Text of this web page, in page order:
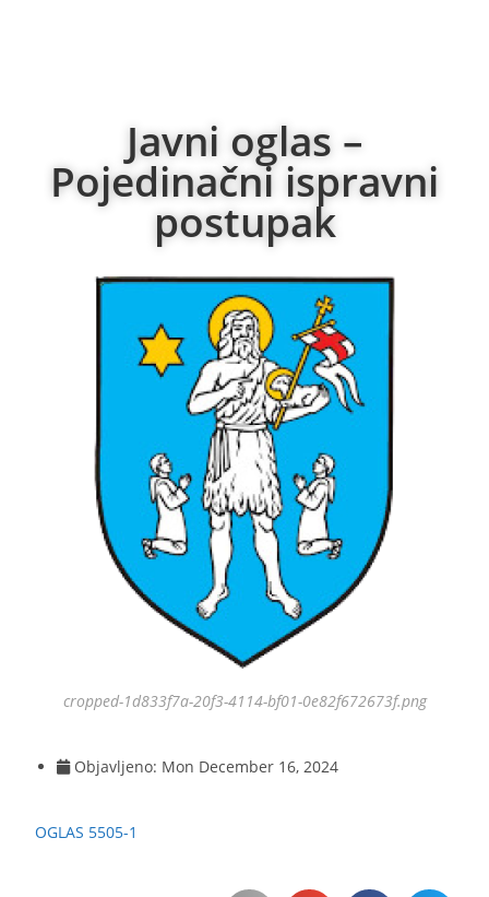
Javni oglas –
Pojedinačni ispravni
postupak
cropped-1d833f7a-20f3-4114-bf01-0e82f672673f.png
Objavljeno: Mon December 16, 2024
OGLAS 5505-1